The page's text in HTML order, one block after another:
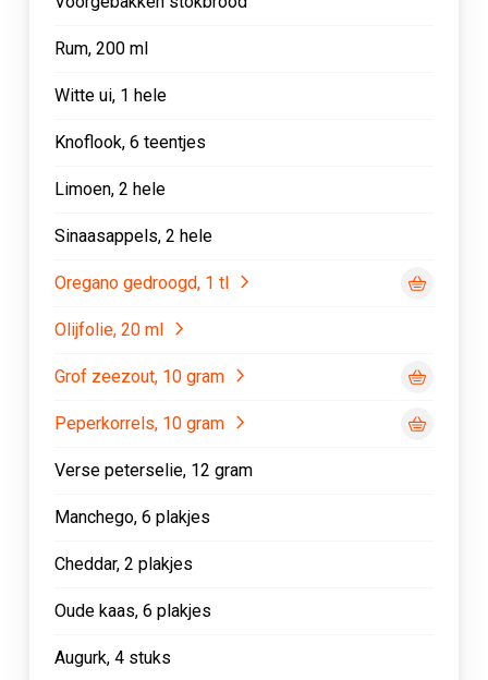
Rum, 200 ml
Witte ui, 1 hele
Knoflook, 6 teentjes
Limoen, 2 hele
Sinaasappels, 2 hele
Oregano gedroogd, 1 tl
Olijfolie, 20 ml
Grof zeezout, 10 gram
Peperkorrels, 10 gram
Verse peterselie, 12 gram
Manchego, 6 plakjes
Cheddar, 2 plakjes
Oude kaas, 6 plakjes
Augurk, 4 stuks